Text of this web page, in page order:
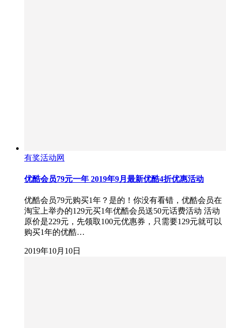
有奖活动网
优酷会员79元一年 2019年9月最新优酷4折优惠活动
优酷会员79元购买1年？是的！你没有看错，优酷会员在
淘宝上举办的129元买1年优酷会员送50元话费活动 活动
原价是229元，先领取100元优惠券，只需要129元就可以
购买1年的优酷…
2019年10月10日